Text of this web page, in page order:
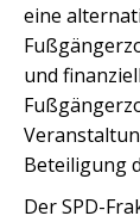
eine
und
Beteiligung
Der SPD-